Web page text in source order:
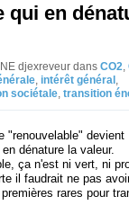
qui en
djexreveur dans CO2,
, intérêt général ,
sociétale, transition
ça n'est ni vert, ni
il faudrait ne pas
rares pour